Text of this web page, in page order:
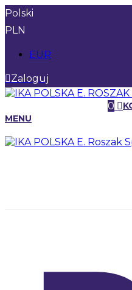
Polski
PLN
EUR
Zaloguj
0
MENU